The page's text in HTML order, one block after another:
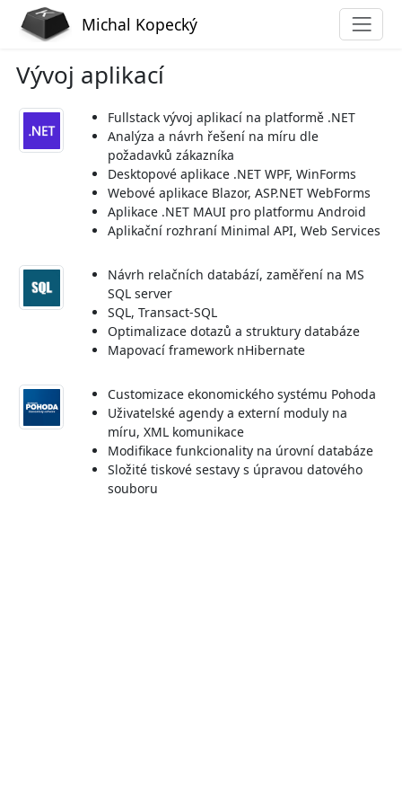
Michal Kopecký
Vývoj aplikací
Fullstack vývoj aplikací na platformě .NET
Analýza a návrh řešení na míru dle
požadavků zákazníka
Desktopové aplikace .NET WPF, WinForms
Webové aplikace Blazor, ASP.NET WebForms
Aplikace .NET MAUI pro platformu Android
Aplikační rozhraní Minimal API, Web Services
Návrh relačních databází, zaměření na MS
SQL server
SQL, Transact-SQL
Optimalizace dotazů a struktury databáze
Mapovací framework nHibernate
Customizace ekonomického systému Pohoda
Uživatelské agendy a externí moduly na
míru, XML komunikace
Modifikace funkcionality na úrovní databáze
Složité tiskové sestavy s úpravou datového
souboru